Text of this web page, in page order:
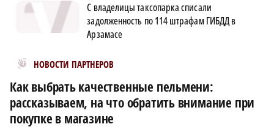
С владелицы таксопарка списали
задолженность по 114 штрафам ГИБДД в
Арзамасе
НОВОСТИ ПАРТНЕРОВ
Новости МирТесен
Как выбрать качественные пельмени:
рассказываем, на что обратить внимание при
покупке в магазине